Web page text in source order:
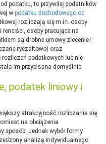
podatku, to przywilej podatników
w podatku dochodowego od
rozliczają się m.in. osoby
renciści, osoby pracujące na
są drobne umowy zlecenie i
ryczałtowo) oraz
podatkowych lub nie
im przypisana domyślnie.
podatek liniowy i
atrakcyjność rozliczania się
na obciążenia
sposób. Jednak wybór formy
analizą indywidualnego